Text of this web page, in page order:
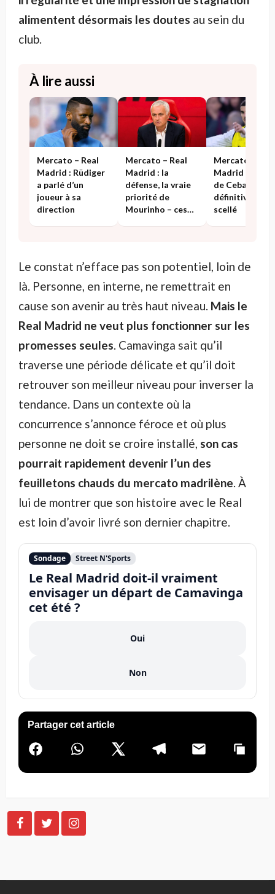
alimentent désormais les doutes au sein du
club.
À lire aussi
Mercato – Real
Madrid : Rüdiger
a parlé d’un
joueur à sa
direction
Mercato – Real
Madrid : la
défense, la vraie
priorité de
Mourinho – ces
Mercato – Real
Madrid :
de Ceballos
définitivement
scellé
Le constat n’efface pas son potentiel, loin de
là. Personne, en interne, ne remettrait en
cause son avenir au très haut niveau. Mais le
Real Madrid ne veut plus fonctionner sur les
promesses seules. Camavinga sait qu’il
traverse une période délicate et qu’il doit
retrouver son meilleur niveau pour inverser la
tendance. Dans un contexte où la
concurrence s’annonce féroce et où plus
personne ne doit se croire installé, son cas
pourrait rapidement devenir l’un des
feuilletons chauds du mercato madrilène. À
lui de montrer que son histoire avec le Real
est loin d’avoir livré son dernier chapitre.
Sondage Street N'Sports
Le Real Madrid doit-il vraiment
envisager un départ de Camavinga
cet été ?
Oui
Non
Partager cet article